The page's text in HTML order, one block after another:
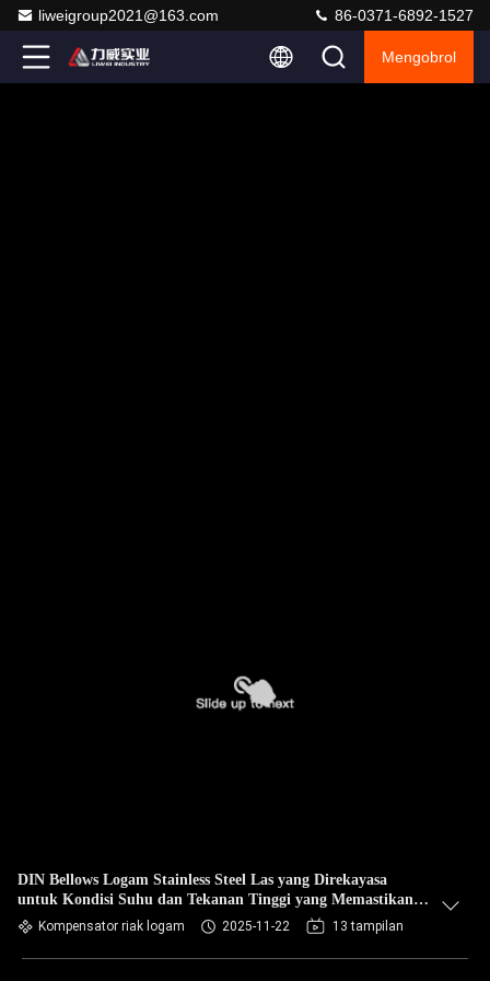
liweigroup2021@163.com 86-0371-6892-1527
Mengobrol
DIN Bellows Logam Stainless Steel Las yang Direkayasa
untuk Kondisi Suhu dan Tekanan Tinggi yang Memastikan
Integritas dan Kinerja Pipa
Kompensator riak logam 2025-11-22 13 tampilan